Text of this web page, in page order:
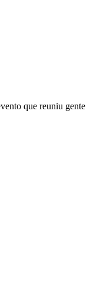
que reuniu gente